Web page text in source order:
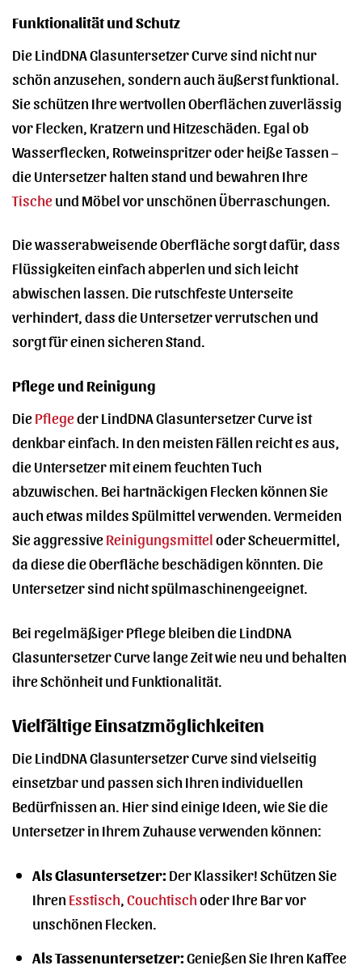
Funktionalität und Schutz
Die LindDNA Glasuntersetzer Curve sind nicht nur
schön anzusehen, sondern auch äußerst funktional.
Sie schützen Ihre wertvollen Oberflächen zuverlässig
vor Flecken, Kratzern und Hitzeschäden. Egal ob
Wasserflecken, Rotweinspritzer oder heiße Tassen –
die Untersetzer halten stand und bewahren Ihre
Tischeund Möbel vor unschönen Überraschungen.
Die wasserabweisende Oberfläche sorgt dafür, dass
Flüssigkeiten einfach abperlen und sich leicht
abwischen lassen. Die rutschfeste Unterseite
verhindert, dass die Untersetzer verrutschen und
sorgt für einen sicheren Stand.
Pflege und Reinigung
DiePflegeder LindDNA Glasuntersetzer Curve ist
denkbar einfach. In den meisten Fällen reicht es aus,
die Untersetzer mit einem feuchten Tuch
abzuwischen. Bei hartnäckigen Flecken können Sie
auch etwas mildes Spülmittel verwenden. Vermeiden
Sie aggressiveReinigungsmitteloder Scheuermittel,
da diese die Oberfläche beschädigen könnten. Die
Untersetzer sind nicht spülmaschinengeeignet.
Bei regelmäßiger Pflege bleiben die LindDNA
Glasuntersetzer Curve lange Zeit wie neu und behalten
ihre Schönheit und Funktionalität.
Vielfältige Einsatzmöglichkeiten
Die LindDNA Glasuntersetzer Curve sind vielseitig
einsetzbar und passen sich Ihren individuellen
Bedürfnissen an. Hier sind einige Ideen, wie Sie die
Untersetzer in Ihrem Zuhause verwenden können:
Als Glasuntersetzer:Der Klassiker! Schützen Sie
Ihren Esstisch Couchtischoder Ihre Bar vor
unschönen Flecken.
Als Tassenuntersetzer:Genießen Sie Ihren Kaffee